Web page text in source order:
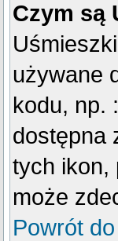
Czym są
używane
kodu, np.
dostępna
tych ikon,
może
Powrót